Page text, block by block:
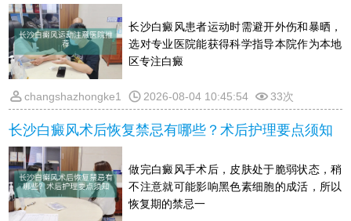
长沙白癜风患者运动时需避开外伤和暴晒，
选对专业医院能获得科学指导本院作为本地
区专注白癜
changshazhongke1 2026-08-04 10:45:54 33次
长沙白癜风术后恢复禁忌有哪些？术后护理要点须知
做完白癜风手术后，皮肤处于脆弱状态，稍
不注意就可能影响黑色素细胞的成活，所以
恢复期的禁忌一